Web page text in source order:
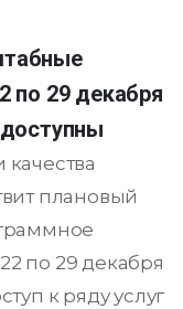
по 29 декабря
плановый
по 29 декабря
к ряду услуг